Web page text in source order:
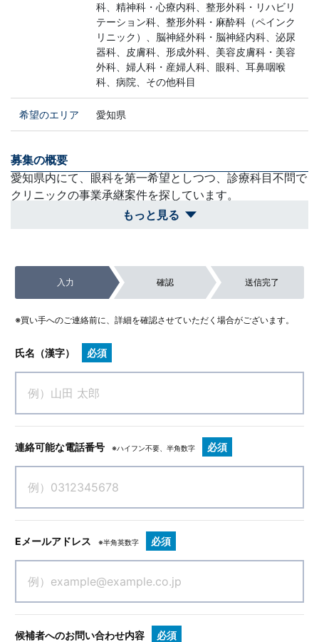
科、精神科・心療内科、整形外科・リハビリ
テーション科、整形外科・麻酔科（ペインク
リニック）、脳神経外科・脳神経内科、泌尿
器科、皮膚科、形成外科、美容皮膚科・美容
外科、婦人科・産婦人科、眼科、耳鼻咽喉
科、病院、その他科目
希望のエリア 愛知県
募集の概要
愛知県内にて、眼科を第一希望としつつ、診療科目不問で
クリニックの事業承継案件を探しています。
もっと見る
ば、速やかに事業評価と承継手続きへと進みます。
字案件。
入力 確認 送信完了
※買い手へのご連絡前に、詳細を確認させていただく場合がございます。
氏名（漢字） 必須
連絡可能な電話番号 ※ハイフン不要、半角数字 必須
Eメールアドレス ※半角英数字 必須
候補者へのお問い合わせ内容 必須